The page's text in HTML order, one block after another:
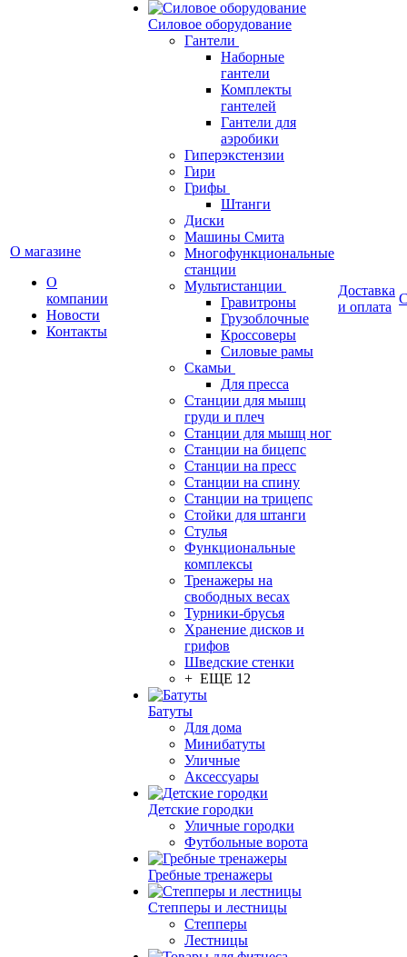
О магазине
О
компании
Новости
Контакты
Силовое оборудование
Гантели
Наборные
гантели
Комплекты
гантелей
Гантели для
аэробики
Гиперэкстензии
Гири
Грифы
Штанги
Диски
Машины Смита
Многофункциональные
станции
Мультистанции
Гравитроны
Грузоблочные
Кроссоверы
Силовые рамы
Скамьи
Для пресса
Станции для мышц
груди и плеч
Станции для мышц ног
Станции на бицепс
Станции на пресс
Станции на спину
Станции на трицепс
Стойки для штанги
Стулья
Функциональные
комплексы
Тренажеры на
свободных весах
Турники-брусья
Хранение дисков и
грифов
Шведские стенки
+ ЕЩЕ 12
Батуты
Для дома
Минибатуты
Уличные
Аксессуары
Детские городки
Уличные городки
Футбольные ворота
Гребные тренажеры
Степперы и лестницы
Степперы
Лестницы
Доставка
и оплата